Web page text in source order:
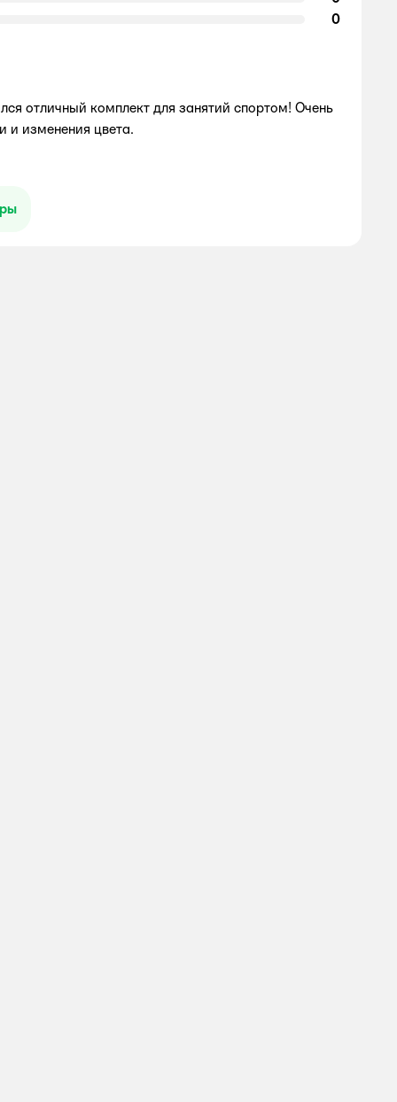
0
отличный комплект для занятий спортом! Очень
и изменения цвета.